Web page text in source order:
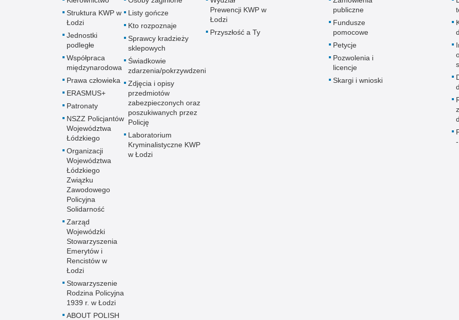
Struktura KWP w
Łodzi
Jednostki
podległe
Współpraca
międzynarodowa
Prawa człowieka
ERASMUS+
Patronaty
NSZZ Policjantów
Województwa
Łódzkiego
Organizacji
Województwa
Łódzkiego
Związku
Zawodowego
Policyjna
Solidarność
Zarząd
Wojewódzki
Stowarzyszenia
Emerytów i
Rencistów w
Łodzi
Stowarzyszenie
Rodzina Policyjna
1939 r. w Łodzi
ABOUT POLISH
Listy gończe
Kto rozpoznaje
Sprawcy kradzieży
sklepowych
Świadkowie
zdarzenia/pokrzywdzeni
Zdjęcia i opisy
przedmiotów
zabezpieczonych oraz
poszukiwanych przez
Policję
Laboratorium
Kryminalistyczne KWP
w Łodzi
Prewencji KWP w
Łodzi
Przyszłość a Ty
publiczne
Fundusze
pomocowe
Petycje
Pozwolenia i
licencje
Skargi i wnioski